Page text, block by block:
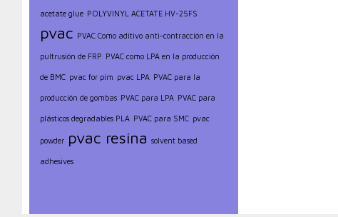
acetate glue POLYVINYL ACETATE HV-25FS
pvac PVAC Como aditivo anti-contracción en la
pultrusión de FRP PVAC como LPA en la producción
de BMC pvac for pim pvac LPA PVAC para la
producción de gombas PVAC para LPA PVAC para
plásticos degradables PLA PVAC para SMC pvac
powder pvac resina solvent based
adhesives